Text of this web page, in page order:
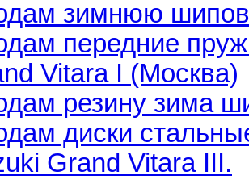
зимнюю
передние
Vitara I (Москва)
резину зима
диски
Grand Vitara III.